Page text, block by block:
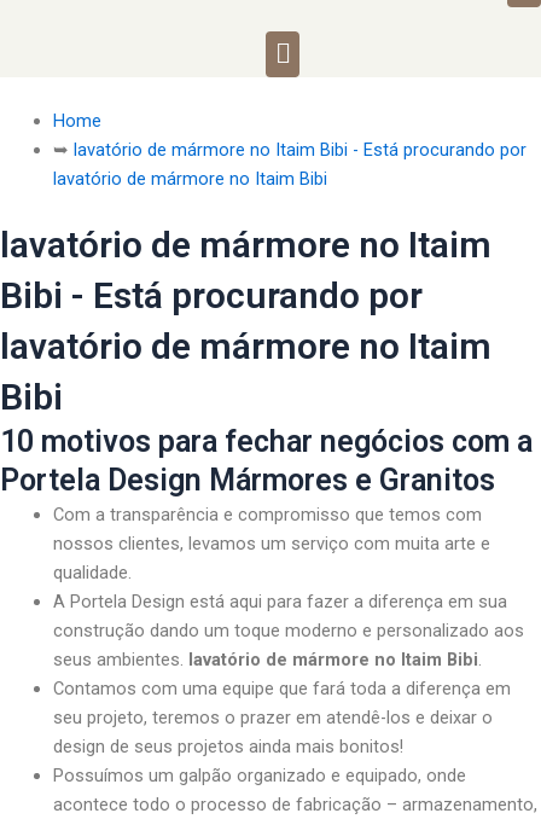
Menu
Home
➥ lavatório de mármore no Itaim Bibi - Está procurando por
lavatório de mármore no Itaim Bibi
lavatório de mármore no Itaim
Bibi - Está procurando por
lavatório de mármore no Itaim
Bibi
10 motivos para fechar negócios com a
Portela Design Mármores e Granitos
Com a transparência e compromisso que temos com
nossos clientes, levamos um serviço com muita arte e
qualidade.
A Portela Design está aqui para fazer a diferença em sua
construção dando um toque moderno e personalizado aos
seus ambientes. lavatório de mármore no Itaim Bibi.
Contamos com uma equipe que fará toda a diferença em
seu projeto, teremos o prazer em atendê-los e deixar o
design de seus projetos ainda mais bonitos!
Possuímos um galpão organizado e equipado, onde
acontece todo o processo de fabricação – armazenamento,